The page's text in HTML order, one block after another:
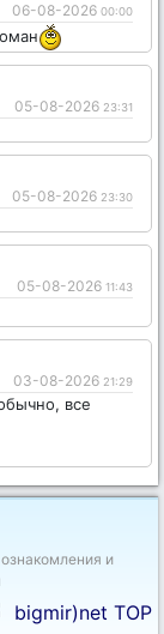
06-08-2026 00:00
05-08-2026 23:31
05-08-2026 23:30
05-08-2026 11:43
03-08-2026 21:29
все
и